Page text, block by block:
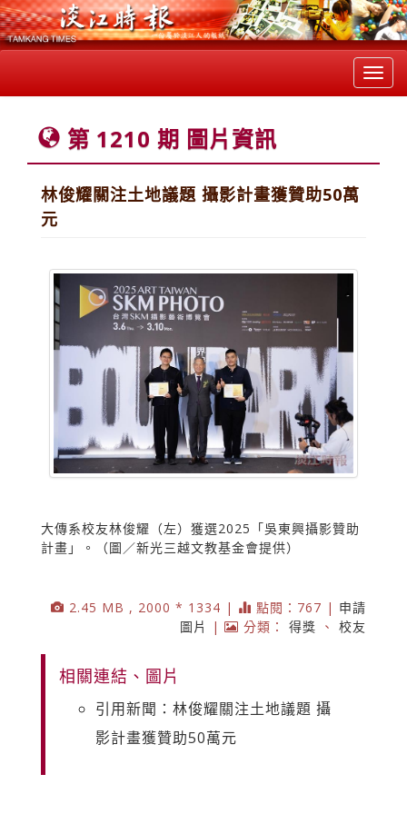
第 1210 期 圖片資訊
林俊耀關注土地議題 攝影計畫獲贊助50萬
元
大傳系校友林俊耀（左）獲選2025「吳東興攝影贊助
計畫」。（圖／新光三越文教基金會提供）
2.45 MB , 2000 * 1334 | 點閱：767 | 申請
圖片
| 分類： 得獎 、 校友
相關連結、圖片
引用新聞：林俊耀關注土地議題 攝
影計畫獲贊助50萬元